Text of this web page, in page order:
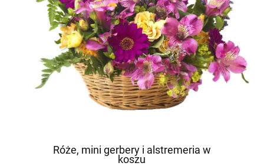
Róże, mini gerbery i alstremeria w
koszu